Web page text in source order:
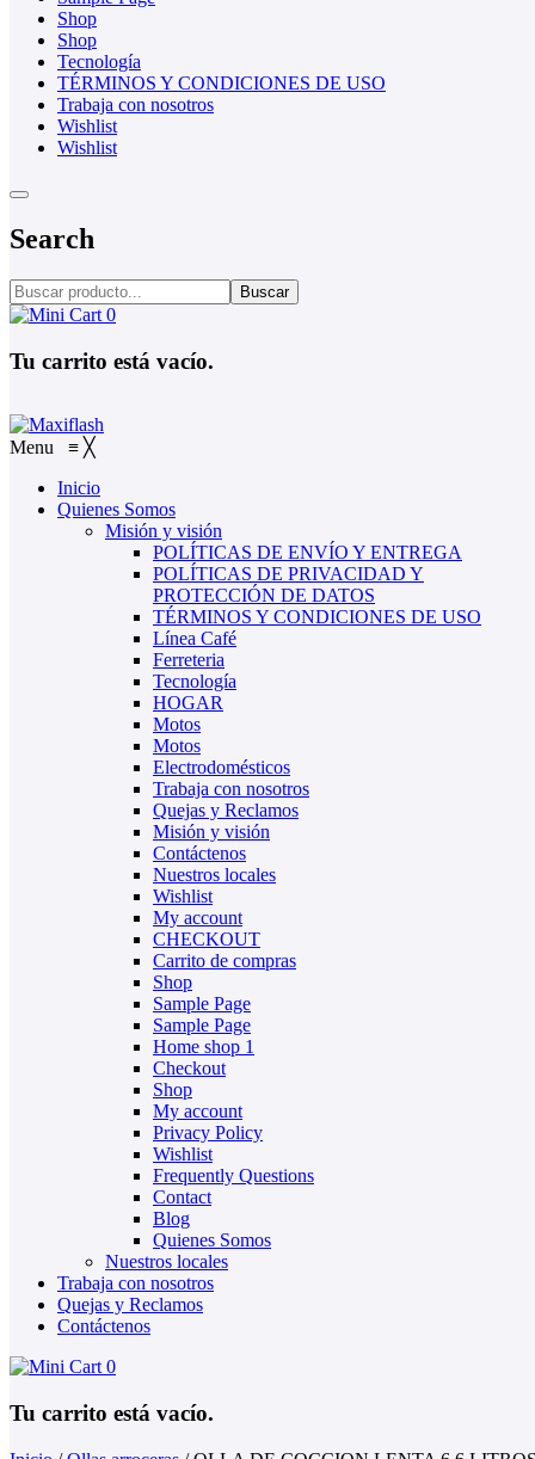
Shop
Shop
Tecnología
TÉRMINOS Y CONDICIONES DE USO
Trabaja con nosotros
Wishlist
Wishlist
Search
Buscar
0
Tu carrito está vacío.
Menu ≡ ╳
Inicio
Quienes Somos
Misión y visión
POLÍTICAS DE ENVÍO Y ENTREGA
POLÍTICAS DE PRIVACIDAD Y
PROTECCIÓN DE DATOS
TÉRMINOS Y CONDICIONES DE USO
Línea Café
Ferreteria
Tecnología
HOGAR
Motos
Motos
Electrodomésticos
Trabaja con nosotros
Quejas y Reclamos
Misión y visión
Contáctenos
Nuestros locales
Wishlist
My account
CHECKOUT
Carrito de compras
Shop
Sample Page
Sample Page
Home shop 1
Checkout
Shop
My account
Privacy Policy
Wishlist
Frequently Questions
Contact
Blog
Quienes Somos
Nuestros locales
Trabaja con nosotros
Quejas y Reclamos
Contáctenos
0
Tu carrito está vacío.